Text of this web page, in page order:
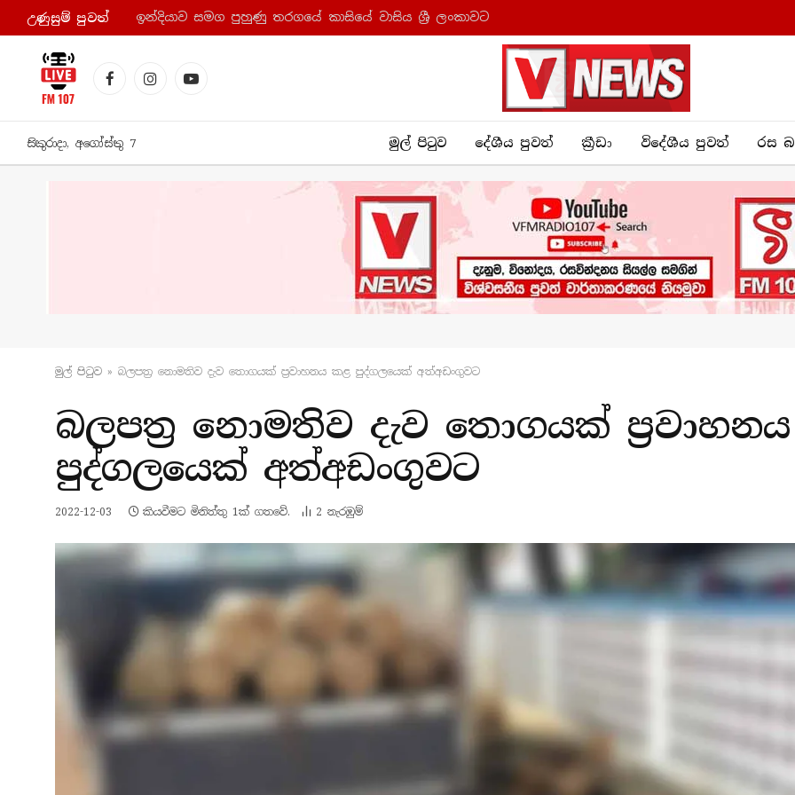
උණුසුම් පුව​ත් ඉන්දියාව සමග පුහුණු තරගයේ කාසියේ වාසිය ශ්‍රී ලංකාවට
FacebookInstagramYouTube
සිකුරාදා, අගෝස්තු 7 මුල් පිටුව දේශීය පුව​ත් ක්‍රී​ඩා විදේශීය පුවත් රස
මුල් පිටු​ව » බලපත්‍ර නොමතිව දැව තොගයක් ප්‍රවාහනය කළ පුද්ගලයෙක් අත්අඩංගුවට
බලපත්‍ර නොමතිව දැව තොගයක්
පුද්ගලයෙක් අත්අඩංගුවට
2022-12-03 කියවීමට මිනිත්තු 1ක් ගතවේ. 2 නැරඹු​ම්